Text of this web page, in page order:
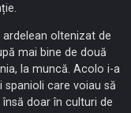
ardelean oltenizat de
mai bine de două
la muncă. Acolo i-a
care voiau să
doar în culturi de